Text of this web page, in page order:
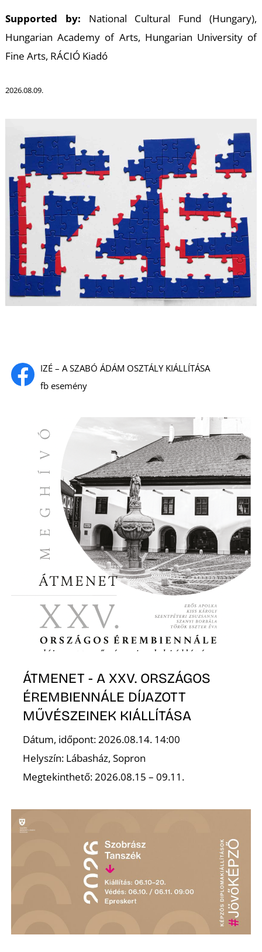
IZÉ – A SZABÓ ÁDÁM OSZTÁLY KIÁLLÍTÁSA
fb esemény
Supported by: National Cultural Fund (Hungary),
Hungarian Academy of Arts, Hungarian University of
Fine Arts, RÁCIÓ Kiadó
2026.08.09.
ÁTMENET - A XXV. ORSZÁGOS
ÉREMBIENNÁLE DÍJAZOTT
MŰVÉSZEINEK KIÁLLÍTÁSA
Dátum, időpont: 2026.08.14. 14:00
Helyszín: Lábasház, Sopron
Megtekinthető: 2026.08.15 – 09.11.